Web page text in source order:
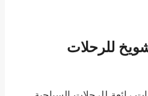
للرحلات